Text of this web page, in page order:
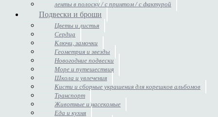
ленты в полоску / с принтом / с фактурой
Подвески и броши
Цветы и листья
Сердца
Ключи, замочки
Геометрия и звезды
Новогодние подвески
Море и путешествия
Школа и увлечения
Кисти и сборные украшения для корешков альбомов
Транспорт
Животные и насекомые
Еда и кухня